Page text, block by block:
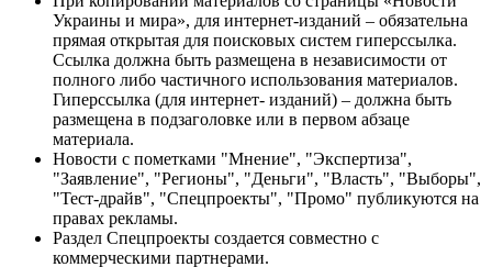
Украины и мира», для интернет-изданий – обязательна
прямая открытая для поисковых систем гиперссылка.
Ссылка должна быть размещена в независимости от
полного либо частичного использования материалов.
Гиперссылка (для интернет- изданий) – должна быть
размещена в подзаголовке или в первом абзаце
материала.
Новости с пометками "Мнение", "Экспертиза",
"Заявление", "Регионы", "Деньги", "Власть", "Выборы",
"Тест-драйв", "Спецпроекты", "Промо" публикуются на
правах рекламы.
Раздел Спецпроекты создается совместно с
коммерческими партнерами.